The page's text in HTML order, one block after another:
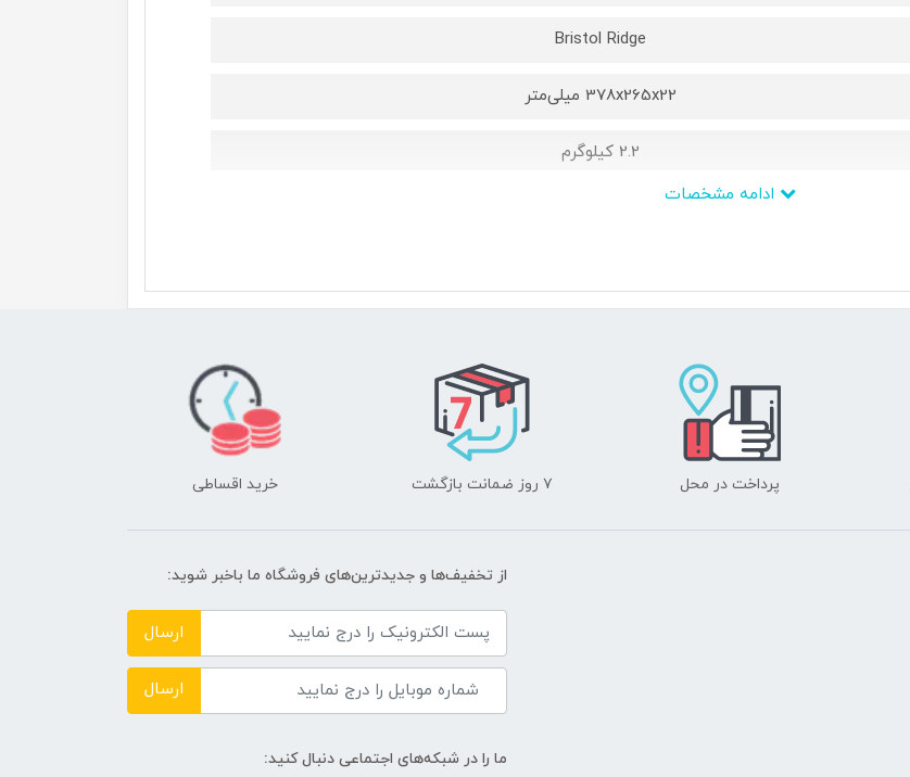
Bristol Ridge
378x265x22 میلی‌متر
2.2 کیلوگرم
پرداخت در محل ۷ روز ضمانت بازگشت خرید اقساطی
از تخفیف‌ها و جدیدترین‌های فروشگاه ما باخبر شوید:
ارسال
ارسال
ما را در شبکه‌های اجتماعی دنبال کنید: